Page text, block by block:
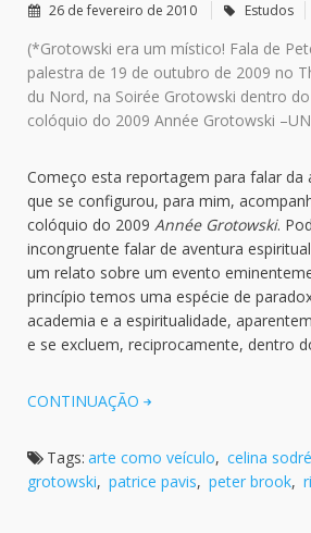
26 de fevereiro de 2010 Estudos
(*Grotowski era um místico! Fala de
palestra de 19 de outubro de 2009 no
du Nord, na Soirée Grotowski dentro
colóquio do 2009 Année Grotowski
Começo esta reportagem para falar da
que se configurou, para mim,
colóquio do 2009 Année Grotowski.
incongruente falar de aventura
um relato sobre um evento
princípio temos uma espécie de
academia e a espiritualidade,
e se excluem, reciprocamente, dentro
CONTINUAÇÃO
Tags: arte como veículo, celina sodré
grotowski, patrice pavis, peter brook,